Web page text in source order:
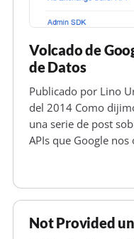
Volcado de
de Datos
Publicado por Lino
del 2014 Como
una serie de post
APIs que Google
algunas novedades
vamos a comen…
Not Provided